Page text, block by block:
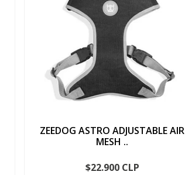
ZEEDOG ASTRO ADJUSTABLE AIR
MESH ..
$22.900 CLP